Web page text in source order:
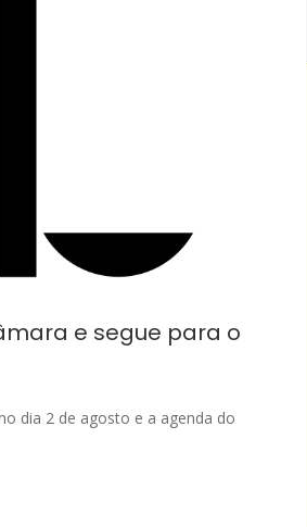
e segue para o
dia 2 de agosto e a agenda do